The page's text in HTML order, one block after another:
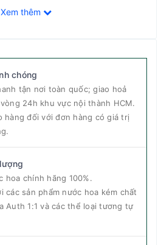
hoa Diptyque Tam Dao
Xem thêm
chóng
tận nơi toàn quốc; giao hoả
24h khu vực nội thành HCM.
hàng đối với đơn hàng có giá trị
hoa chính hãng 100%.
các sản phẩm nước hoa kém chất
Auth 1:1 và các thể loại tương tự